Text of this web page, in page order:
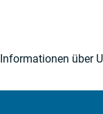
Informationen über